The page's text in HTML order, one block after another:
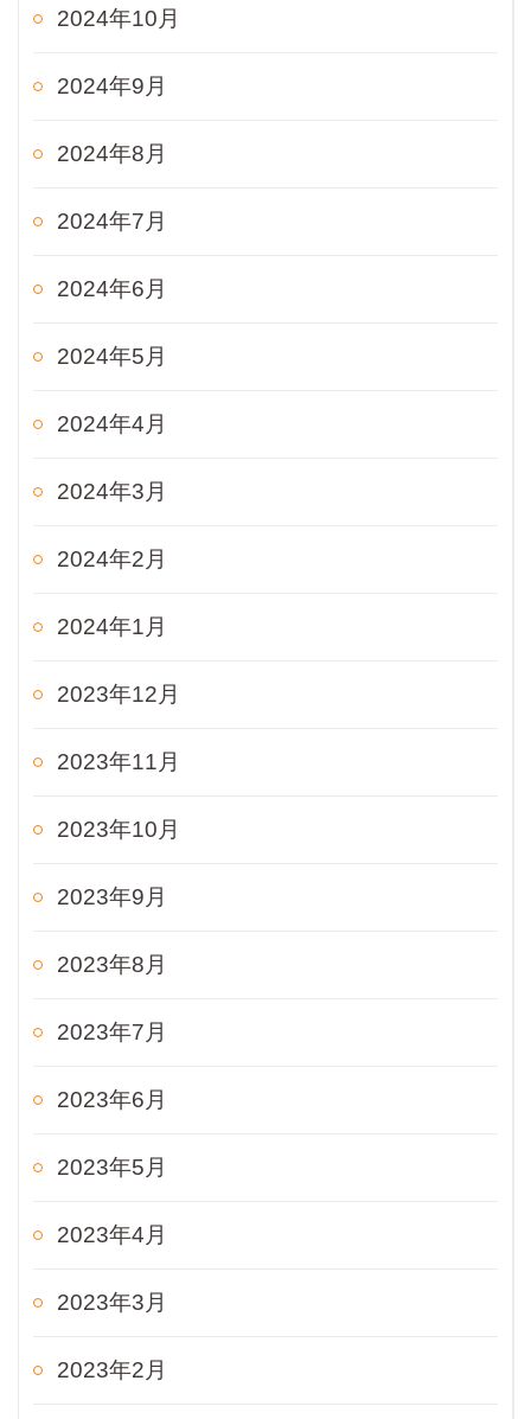
2024年10月
2024年9月
2024年8月
2024年7月
2024年6月
2024年5月
2024年4月
2024年3月
2024年2月
2024年1月
2023年12月
2023年11月
2023年10月
2023年9月
2023年8月
2023年7月
2023年6月
2023年5月
2023年4月
2023年3月
2023年2月